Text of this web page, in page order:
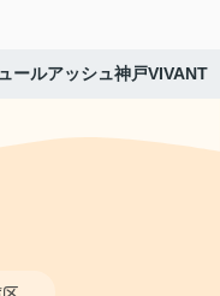
ールアッシュ神戸VIVANT